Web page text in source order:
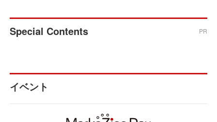
Special Contents PR
イベント